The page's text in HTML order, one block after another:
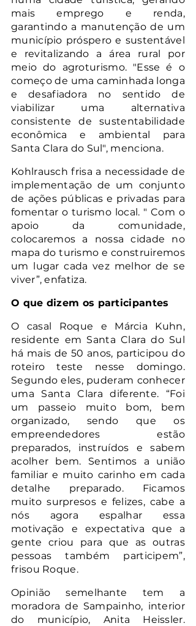
mais emprego e renda,
garantindo a manutenção de um
município próspero e sustentável
e revitalizando a área rural por
meio do agroturismo. "Esse é o
começo de uma caminhada longa
e desafiadora no sentido de
viabilizar uma alternativa
consistente de sustentabilidade
econômica e ambiental para
Santa Clara do Sul", menciona.
Kohlrausch frisa a necessidade de
implementação de um conjunto
de ações públicas e privadas para
fomentar o turismo local. " Com o
apoio da comunidade,
colocaremos a nossa cidade no
mapa do turismo e construiremos
um lugar cada vez melhor de se
viver”, enfatiza.
O que dizem os participantes
O casal Roque e Márcia Kuhn,
residente em Santa Clara do Sul
há mais de 50 anos, participou do
roteiro teste nesse domingo.
Segundo eles, puderam conhecer
uma Santa Clara diferente. “Foi
um passeio muito bom, bem
organizado, sendo que os
empreendedores estão
preparados, instruídos e sabem
acolher bem. Sentimos a união
familiar e muito carinho em cada
detalhe preparado. Ficamos
muito surpresos e felizes, cabe a
nós agora espalhar essa
motivação e expectativa que a
gente criou para que as outras
pessoas também participem”,
frisou Roque.
Opinião semelhante tem a
moradora de Sampainho, interior
do município, Anita Heissler.